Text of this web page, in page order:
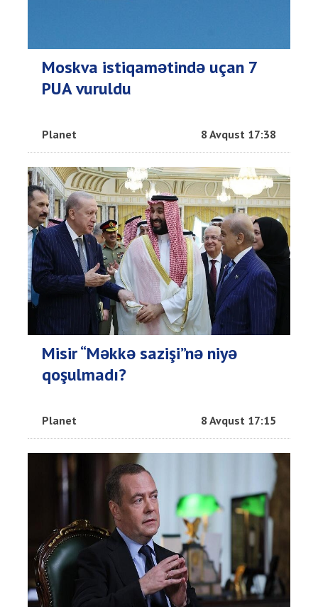
Moskva istiqamətində uçan 7
PUA vuruldu
Planet 8 Avqust 17:38
Misir “Məkkə sazişi”nə niyə
qoşulmadı?
Planet 8 Avqust 17:15